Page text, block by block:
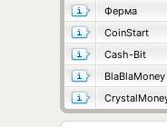
Ферма
CoinStart
Cash-Bit
BlaBlaMoney